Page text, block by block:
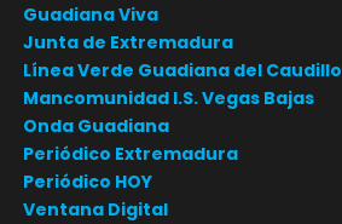
Guadiana Viva
Junta de Extremadura
Línea Verde Guadiana del Caudillo
Mancomunidad I.S. Vegas Bajas
Onda Guadiana
Periódico Extremadura
Periódico HOY
Ventana Digital